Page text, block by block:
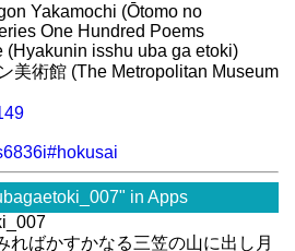
Yakamochi (Ōtomo no
One Hundred Poems
(Hyakunin isshu uba ga etoki)
美術館 (The Metropolitan Museum
in Apps
ればかすかなる三笠の山に出し月